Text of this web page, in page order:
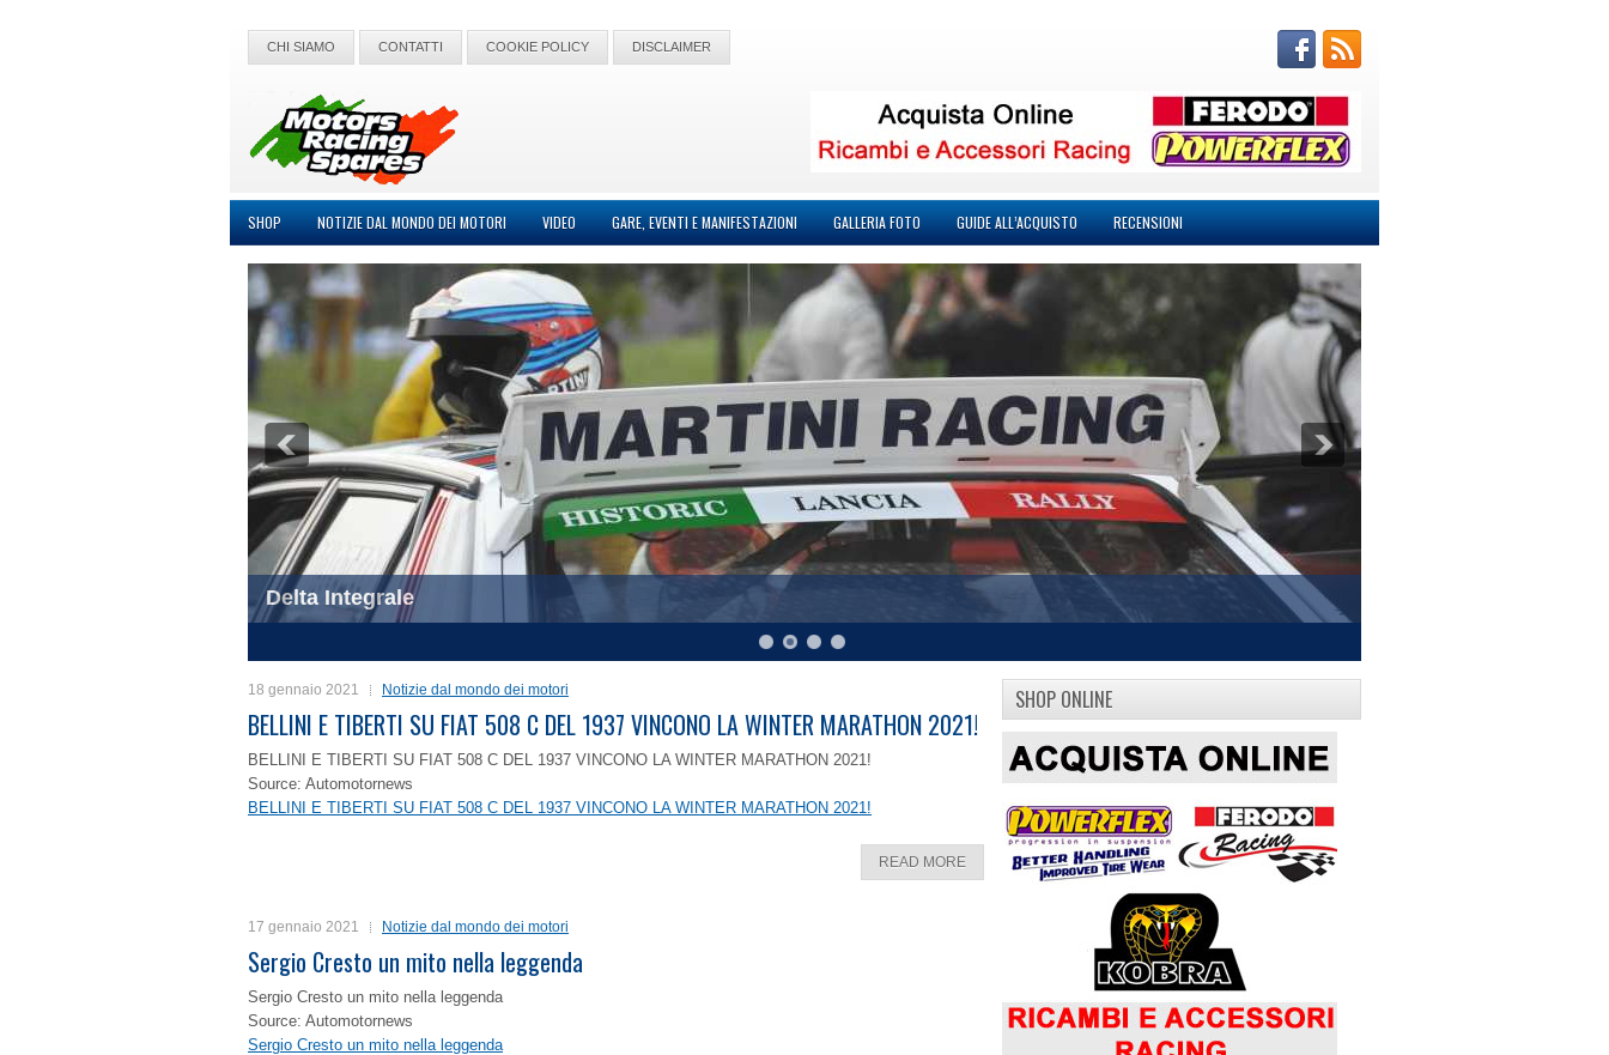
CHI SIAMO CONTATTI COOKIE POLICY DISCLAIMER
SHOP NOTIZIE DAL MONDO DEI MOTORI VIDEO GARE, EVENTI E MANIFESTAZIONI GALLERIA FOTO GUIDE ALL’ACQUISTO RECENSIONI
Delta Integrale
18 gennaio 2021 Notizie dal mondo dei motori
BELLINI E TIBERTI SU FIAT 508 C DEL 1937 VINCONO LA WINTER MARATHON 2021!
BELLINI E TIBERTI SU FIAT 508 C DEL 1937 VINCONO LA WINTER MARATHON 2021!
Source: Automotornews
BELLINI E TIBERTI SU FIAT 508 C DEL 1937 VINCONO LA WINTER MARATHON 2021!
READ MORE
17 gennaio 2021 Notizie dal mondo dei motori
Sergio Cresto un mito nella leggenda
Sergio Cresto un mito nella leggenda
Source: Automotornews
Sergio Cresto un mito nella leggenda
SHOP ONLINE